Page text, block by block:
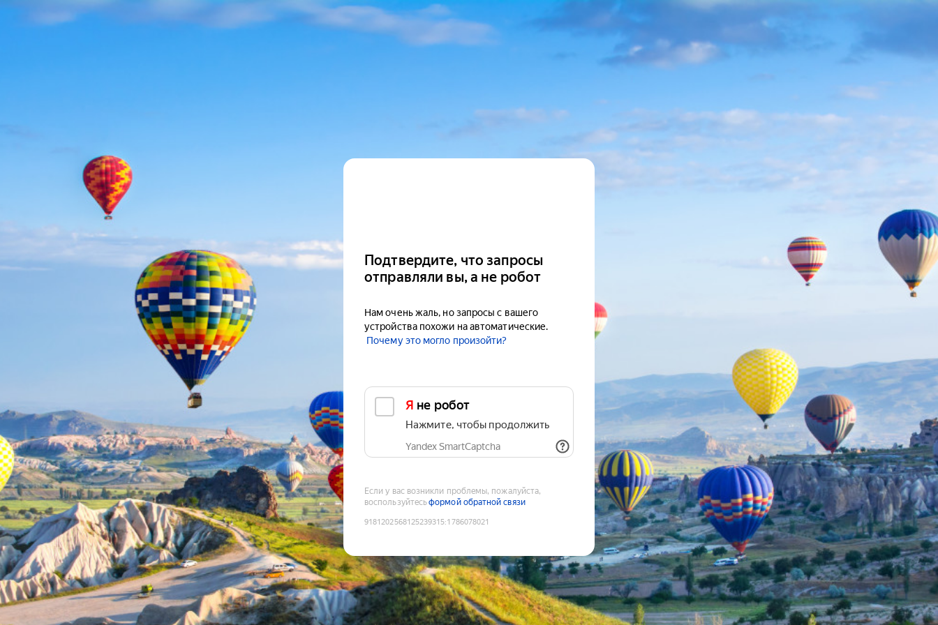
Подтвердите, что запросы
отправляли вы, а не робот
Нам очень жаль, но запросы с вашего
устройства похожи на автоматические.
Почему это могло произойти?
Я не робот
Нажмите, чтобы продолжить
Yandex SmartCaptcha
Если у вас возникли проблемы, пожалуйста,
воспользуйтесьформой обратной связи
9181202568125239315:1786078021